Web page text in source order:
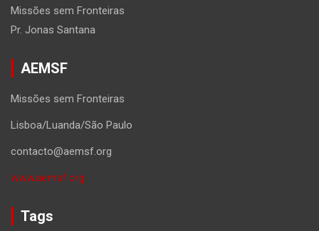
Missões sem Fronteiras
Pr. Jonas Santana
AEMSF
Missões sem Fronteiras
Lisboa/Luanda/São Paulo
contacto@aemsf.org
www.aemsf.org
Tags